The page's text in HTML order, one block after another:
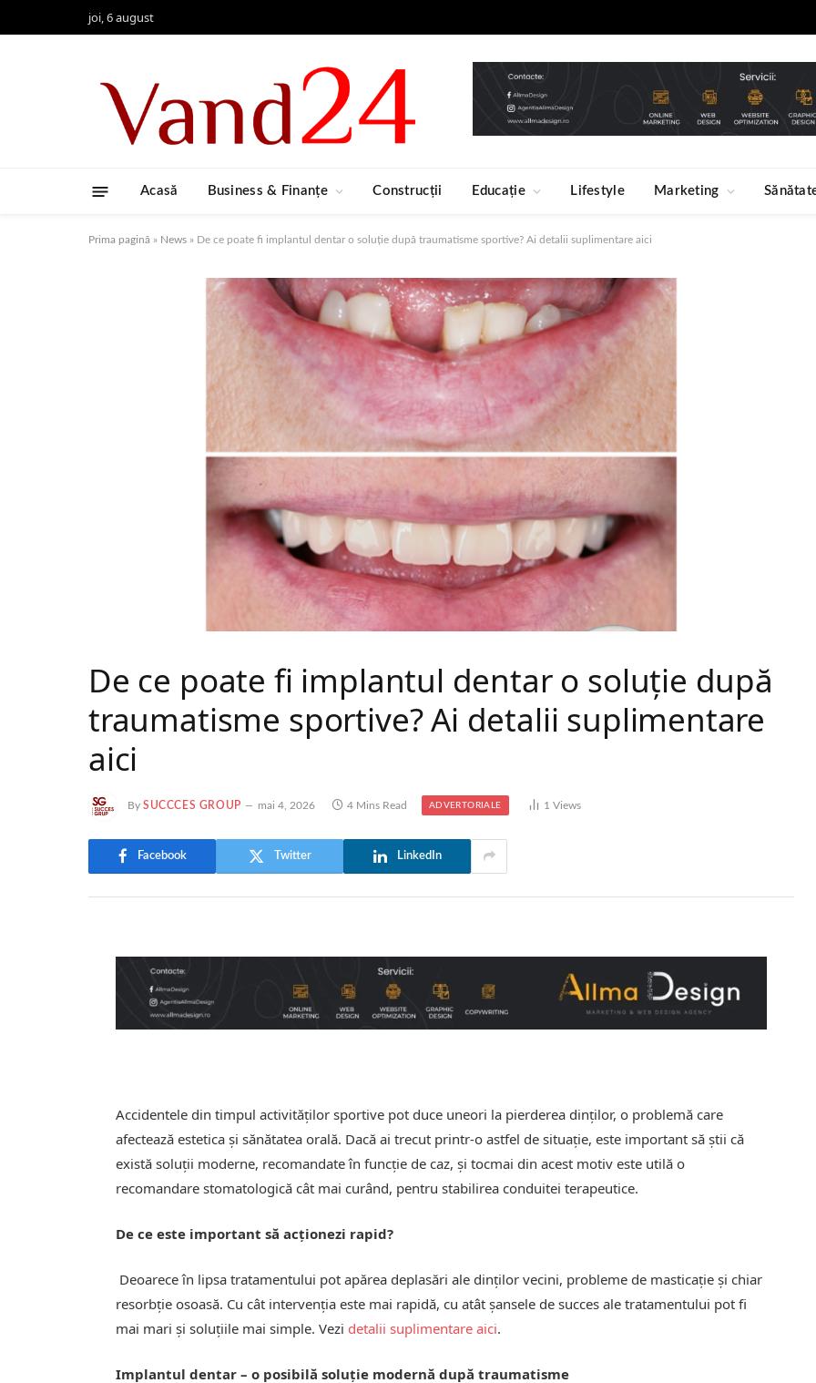
joi, 6 august
Acasă Business & Finanțe Construcții Educație Lifestyle Marketing
Prima pagină » News » De ce poate fi implantul dentar o soluție după traumatisme sportive? Ai detalii suplimentare aici
De ce poate fi implantul dentar o soluție după
traumatisme sportive? Ai detalii suplimentare
aici
By SUCCCES GROUP mai 4, 2026 4 Mins Read ADVERTORIALE 1 Views
Facebook Twitter LinkedIn
Accidentele din timpul activităților sportive pot duce uneori la pierderea dinților, o problemă care
afectează estetica și sănătatea orală. Dacă ai trecut printr-o astfel de situație, este important să știi că
există soluții moderne, recomandate în funcție de caz, și tocmai din acest motiv este utilă o
recomandare stomatologică cât mai curând, pentru stabilirea conduitei terapeutice.
De ce este important să acționezi rapid?
Deoarece în lipsa tratamentului pot apărea deplasări ale dinților vecini, probleme de masticație și chiar
resorbție osoasă. Cu cât intervenția este mai rapidă, cu atât șansele de succes ale tratamentului pot fi
mai mari și soluțiile mai simple. Vezi detalii suplimentare aici.
Implantul dentar – o posibilă soluție modernă după traumatisme